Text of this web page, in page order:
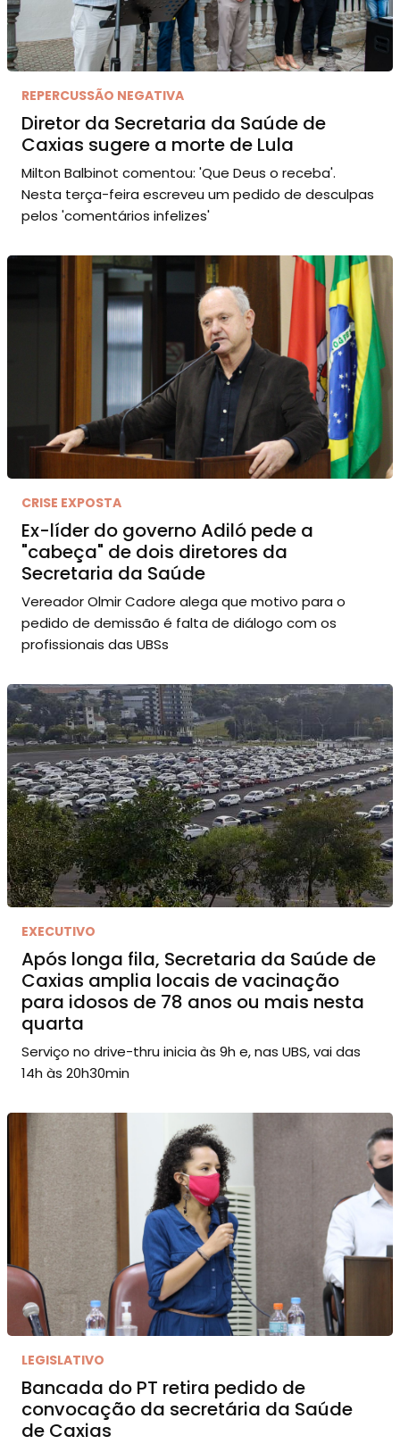
REPERCUSSÃO NEGATIVA
Diretor da Secretaria da Saúde de
Caxias sugere a morte de Lula
Milton Balbinot comentou: 'Que Deus o receba'.
Nesta terça-feira escreveu um pedido de desculpas
pelos 'comentários infelizes'
CRISE EXPOSTA
Ex-líder do governo Adiló pede a
"cabeça" de dois diretores da
Secretaria da Saúde
Vereador Olmir Cadore alega que motivo para o
pedido de demissão é falta de diálogo com os
profissionais das UBSs
EXECUTIVO
Após longa fila, Secretaria da Saúde de
Caxias amplia locais de vacinação
para idosos de 78 anos ou mais nesta
quarta
Serviço no drive-thru inicia às 9h e, nas UBS, vai das
14h às 20h30min
LEGISLATIVO
Bancada do PT retira pedido de
convocação da secretária da Saúde
de Caxias